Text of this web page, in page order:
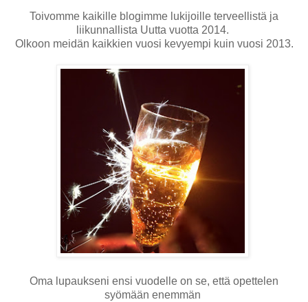
Toivomme kaikille blogimme lukijoille terveellistä ja
liikunnallista Uutta vuotta 2014.
Olkoon meidän kaikkien vuosi kevyempi kuin vuosi 2013.
Oma lupaukseni ensi vuodelle on se, että opettelen
syömään enemmän